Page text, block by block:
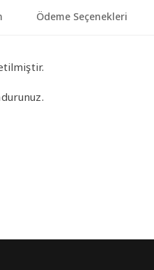
Ödeme Seçenekleri